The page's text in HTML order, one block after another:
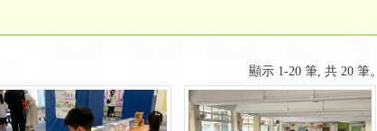
顯示 1-20 筆, 共 20 筆。